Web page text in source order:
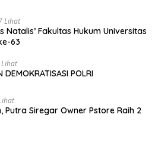
Lihat
Universitas
63
DEMOKRATISASI POLRI
Putra Siregar Owner Pstore Raih 2